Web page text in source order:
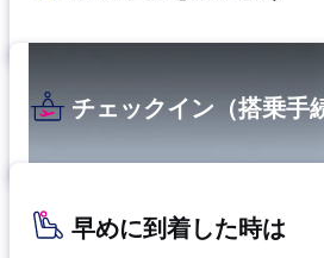
チェックイン（搭乗手
早めに到着した時は